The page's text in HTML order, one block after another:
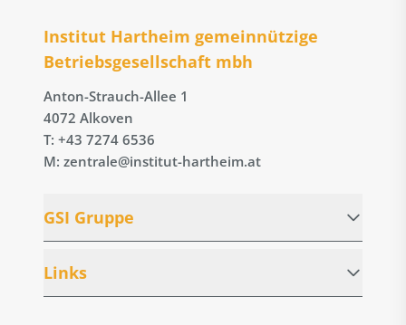
Institut Hartheim gemeinnützige
Betriebs­gesellschaft mbh
Anton-Strauch-Allee 1
4072 Alkoven
T: +43 7274 6536
M: zentrale@institut-hartheim.at
GSI Gruppe
Links